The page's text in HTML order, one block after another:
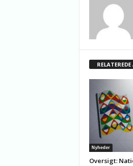
Nyheder
Oversigt: